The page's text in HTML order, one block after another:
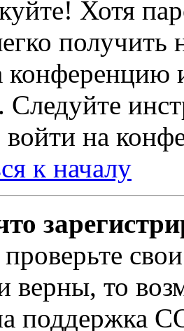
Хотя
получить
. Следуйте
войти на
к началу
верны, то
поддержка